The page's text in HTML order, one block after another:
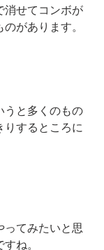
消せてコンボが
があります。
うと多くのもの
りするところに
ってみたいと思
ね。